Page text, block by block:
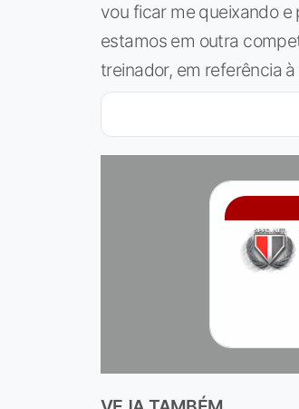
vou ficar me queixando
estamos em outra
treinador, em referência